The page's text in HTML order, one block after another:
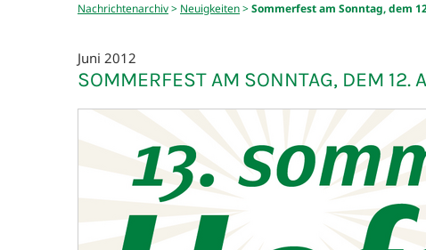
Nachrichtenarchiv> Neuigkeiten>Sommerfest am Sonntag, dem
Juni 2012
SOMMERFEST AM SONNTAG, DEM 12.